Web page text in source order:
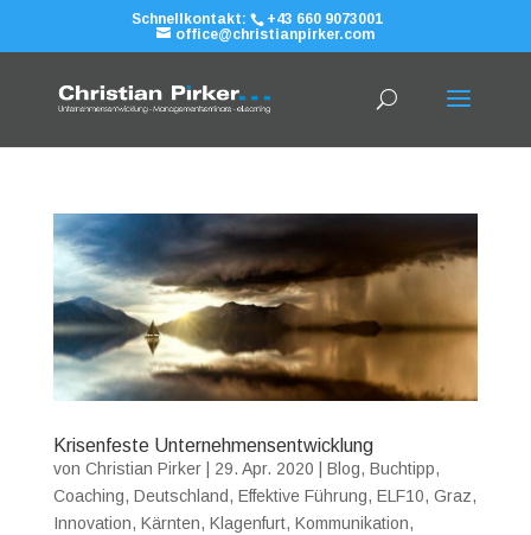
Schnellkontakt:
+43 660 9073001
office@christianpirker.com
Krisenfeste Unternehmensentwicklung
von Christian Pirker| 29. Apr. 2020 Blog, Buchtipp,
Coaching, Deutschland, Effektive Führung, ELF10, Graz,
Innovation, Kärnten, Klagenfurt, Kommunikation,